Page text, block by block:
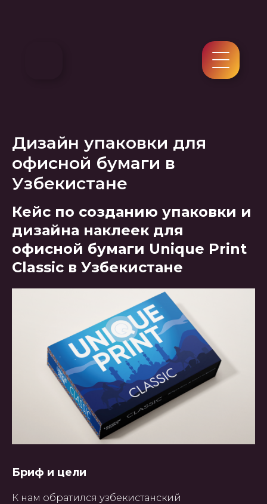
Дизайн упаковки для
офисной бумаги в
Узбекистане
Кейс по созданию упаковки и
дизайна наклеек для
офисной бумаги Unique Print
Classic в Узбекистане
Бриф и цели
К нам обратился узбекистанский